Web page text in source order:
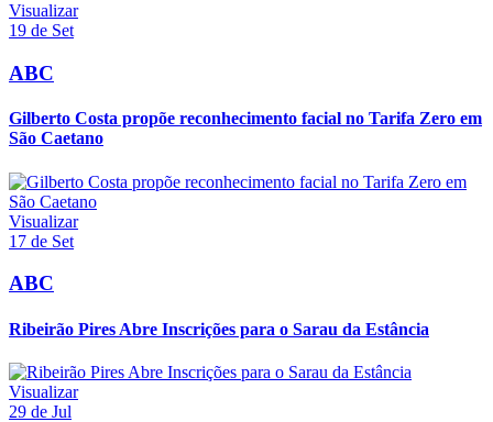
Visualizar
19 de Set
ABC
Gilberto Costa propõe reconhecimento facial no Tarifa Zero em
São Caetano
Visualizar
17 de Set
ABC
Ribeirão Pires Abre Inscrições para o Sarau da Estância
Visualizar
29 de Jul